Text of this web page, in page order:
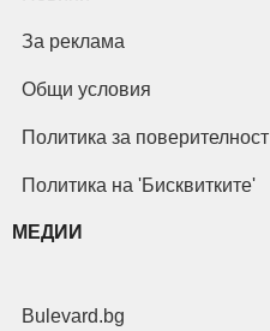
За реклама
Общи условия
Политика за поверителност
Политика на 'Бисквитките'
МЕДИИ
Bulevard.bg